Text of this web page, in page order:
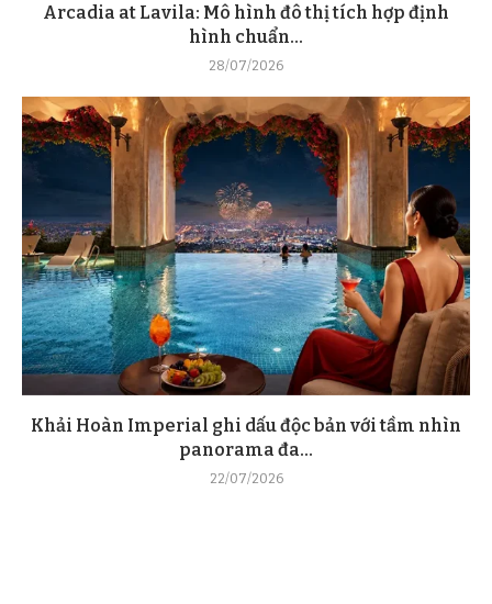
Arcadia at Lavila: Mô hình đô thị tích hợp định
hình chuẩn...
28/07/2026
Khải Hoàn Imperial ghi dấu độc bản với tầm nhìn
panorama đa...
22/07/2026